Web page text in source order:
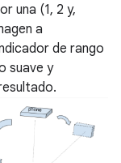
una (1, 2 y,
a
de rango
suave y